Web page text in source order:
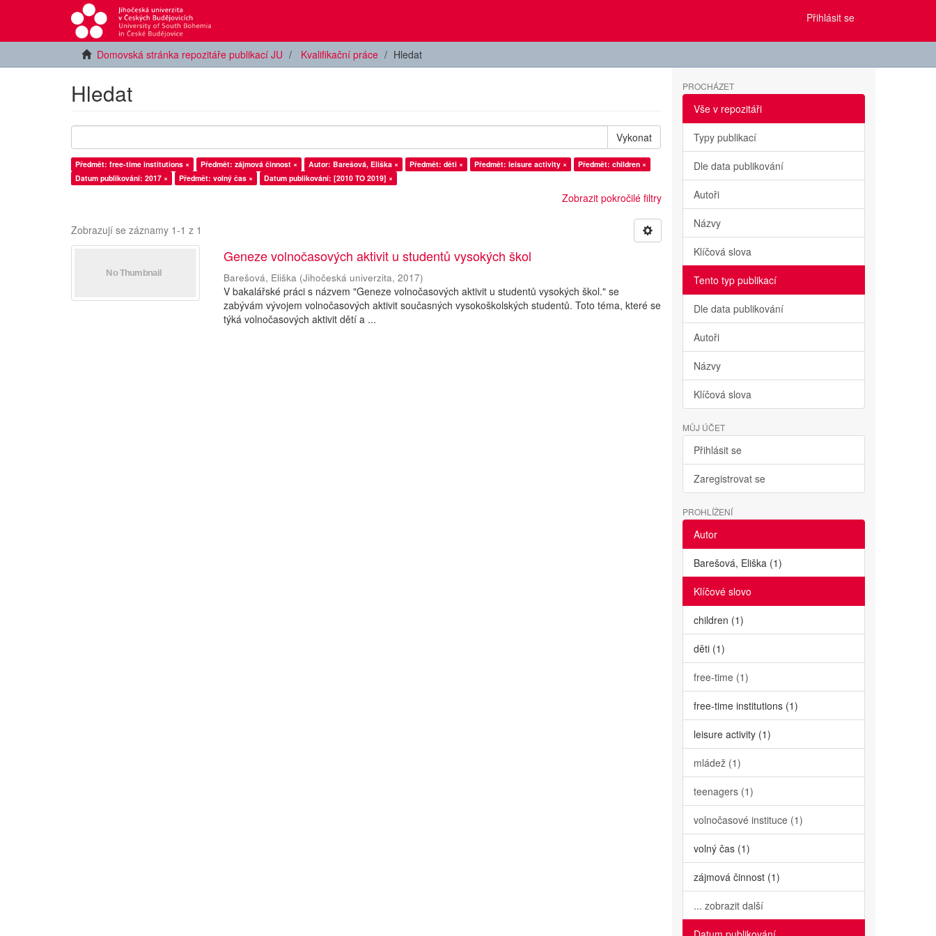
Přihlásit se
Domovská stránka repozitáře publikací JU Kvalifikační práce Hledat
Hledat
Vykonat
Předmět: free-time institutions × Předmět: zájmová činnost × Autor: Barešová, Eliška × Předmět: děti × Předmět: leisure activity ×
Předmět: children ×
Datum publikování: 2017 ×
Předmět: volný čas × Datum publikování: [2010 TO 2019] ×
Zobrazit pokročilé filtry
Zobrazují se záznamy 1-1 z 1
Geneze volnočasových aktivit u studentů vysokých škol
Barešová, Eliška (Jihočeská univerzita,2017)
V bakalářské práci s názvem "Geneze volnočasových aktivit u studentů vysokých škol." se
zabývám vývojem volnočasových aktivit současných vysokoškolských studentů. Toto téma, které se
týká volnočasových aktivit dětí a ...
PROCHÁZET
Vše v repozitáři
Typy publikací
Dle data publikování
Autoři
Názvy
Klíčová slova
Tento typ publikací
Dle data publikování
Autoři
Názvy
Klíčová slova
MŮJ ÚČET
Přihlásit se
Zaregistrovat se
PROHLÍŽENÍ
Autor
Barešová, Eliška (1)
Klíčové slovo
children (1)
děti (1)
free-time (1)
free-time institutions (1)
leisure activity (1)
mládež (1)
teenagers (1)
volnočasové instituce (1)
volný čas (1)
zájmová činnost (1)
... zobrazit další